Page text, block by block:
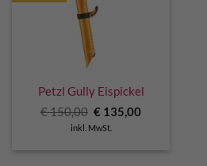
Petzl Gully Eispickel
€150,00 Ursprünglicher
Preis
war:
€ 135,00Aktueller
inkl. MwSt.